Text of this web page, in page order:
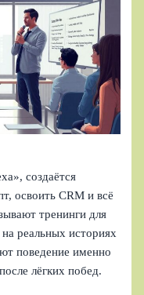
создаётся
освоить CRM и всё
тренинги для
реальных историях
поведение именно
лёгких побед.